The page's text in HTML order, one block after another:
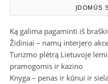
ĮDOMŪS
Ką galima pagaminti iš
Židiniai – namų interjero
Turizmo plėtrą Lietuvoje
pramogomis ir kazino
Knyga – penas ir kūnui ir